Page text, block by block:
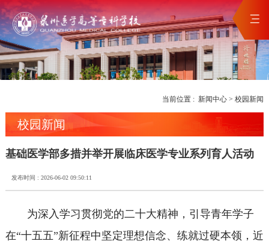
当前位置 :新闻中心 >校园新闻
校园新闻
基础医学部多措并举开展临床医学专业系列育人活动
发布时间 : 2026-06-02 09:50:11
为深入学习贯彻党的二十大精神，引导青年学子
在“十五五”新征程中坚定理想信念、练就过硬本领，近